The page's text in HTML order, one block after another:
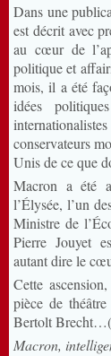
Dans une
est décrit avec
au cœur de
politique et
mois, il a été
idées
conservateurs
Unis de ce que
Macron a été
l’Élysée, l’un
Ministre de
Pierre Jouyet
autant dire le
Cette
pièce de
Bertolt
Macron,